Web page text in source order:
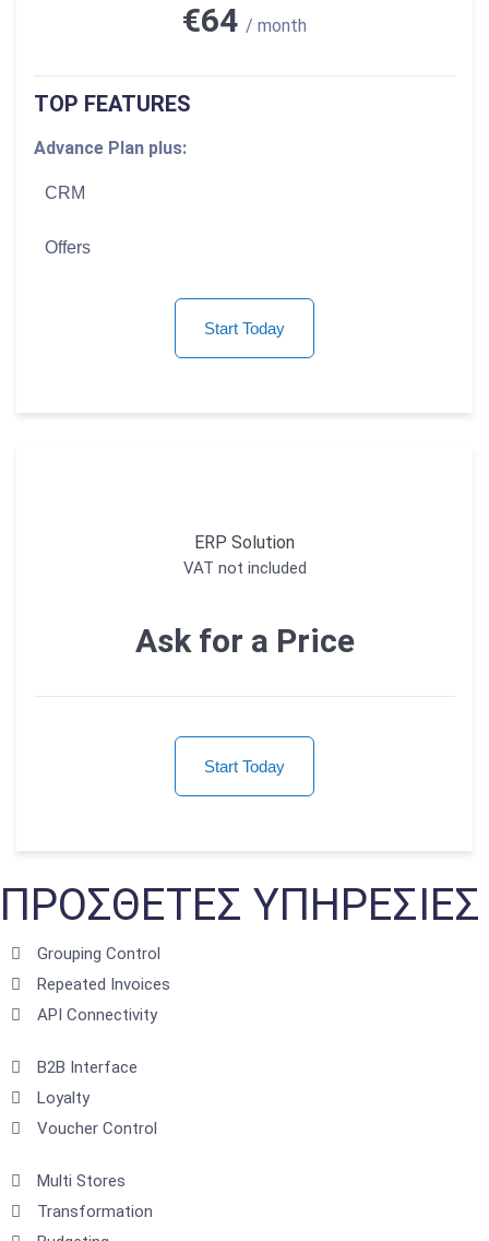
€64 / month
TOP FEATURES
Advance Plan plus:
CRM
Offers
Start Today
ERP Solution
VAT not included
Ask for a Price
Start Today
ΠΡΟΣΘΕΤΕΣ ΥΠΗΡΕΣΙΕΣ
Grouping Control
Repeated Invoices
API Connectivity
B2B Interface
Loyalty
Voucher Control
Multi Stores
Transformation